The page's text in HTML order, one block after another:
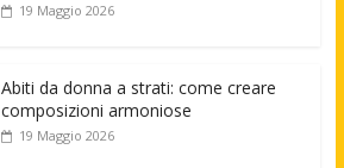
19 Maggio 2026
Abiti da donna a strati: come creare
composizioni armoniose
19 Maggio 2026